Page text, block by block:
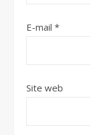
E-mail *
Site web